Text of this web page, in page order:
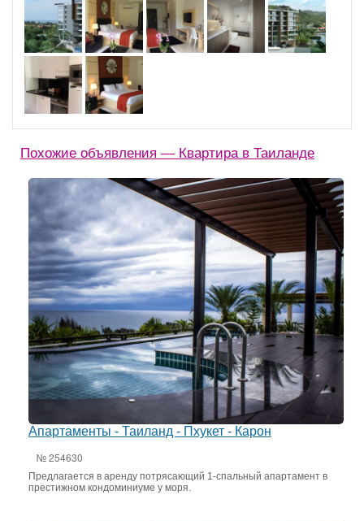
Похожие объявления — Квартира в Таиланде
Апартаменты - Таиланд - Пхукет - Карон
№ 254630
Предлагается в аренду потрясающий 1-спальный апартамент в
престижном кондоминиуме у моря.